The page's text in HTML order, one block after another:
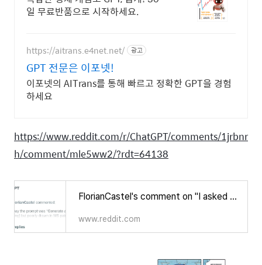
일 무료반품으로 시작하세요.
https://aitrans.e4net.net/ 광고
GPT 전문은 이포넷!
이포넷의 AITrans를 통해 빠르고 정확한 GPT을 경험
하세요
https://www.reddit.com/r/ChatGPT/comments/1jrbnr
h/comment/mle5ww2/?rdt=64138
FlorianCastel's comment on "I asked chatgpt to draw memes in MS Paint style"
www.reddit.com